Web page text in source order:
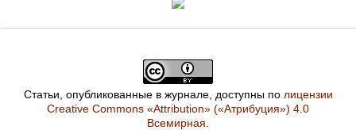
Статьи, опубликованные в журнале, доступны по лицензии
Creative Commons «Attribution» («Атрибуция») 4.0
Всемирная